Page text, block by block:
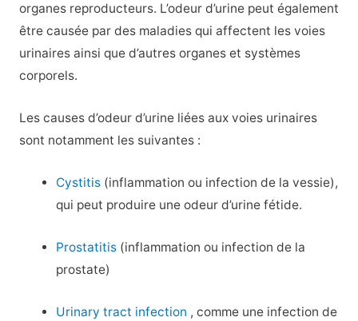
organes reproducteurs. L’odeur d’urine peut également
être causée par des maladies qui affectent les voies
urinaires ainsi que d’autres organes et systèmes
corporels.
Les causes d’odeur d’urine liées aux voies urinaires
sont notamment les suivantes :
Cystitis (inflammation ou infection de la vessie),
qui peut produire une odeur d’urine fétide.
Prostatitis (inflammation ou infection de la
prostate)
Urinary tract infection , comme une infection de